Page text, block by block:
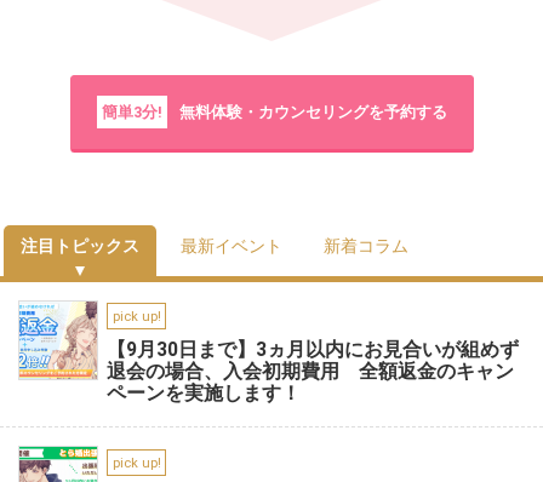
簡単3分! 無料体験・カウンセリングを予約する
注目トピックス 最新イベント 新着コラム
pick up!
【9月30日まで】3ヵ月以内にお見合いが組めず
退会の場合、入会初期費用 全額返金のキャン
ペーンを実施します！
pick up!